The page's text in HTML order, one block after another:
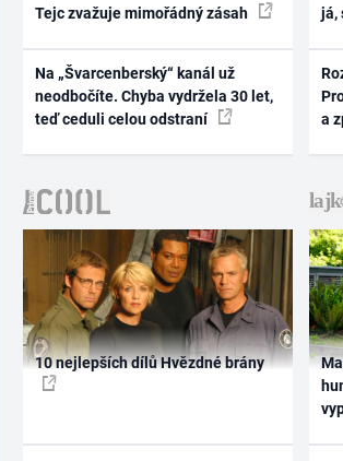
Tejc zvažuje mimořádný zásah
Na „Švarcenberský“ kanál už
neodbočíte. Chyba vydržela 30 let,
teď ceduli celou odstraní
já,
a
10 nejlepších dílů Hvězdné brány